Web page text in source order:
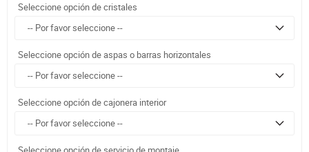
Seleccione opción de cristales
Seleccione opción de aspas o barras horizontales
Seleccione opción de cajonera interior